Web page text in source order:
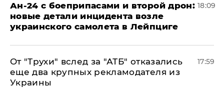
Ан-24 с боеприпасами и второй дрон:
новые детали инцидента возле
украинского самолета в Лейпциге
18:09
От "Трухи" вслед за "АТБ" отказались
еще два крупных рекламодателя из
Украины
17:59